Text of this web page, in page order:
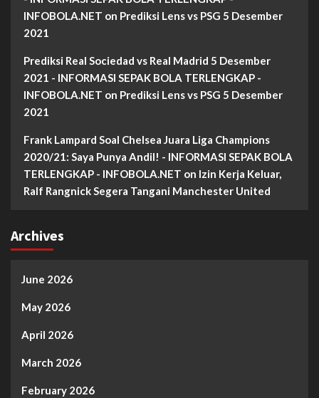
INFOBOLA.NET on Prediksi Lens vs PSG 5 Desember
2021
Prediksi Real Sociedad vs Real Madrid 5 Desember
2021 - INFORMASI SEPAK BOLA TERLENGKAP -
INFOBOLA.NET on Prediksi Lens vs PSG 5 Desember
2021
Frank Lampard Soal Chelsea Juara Liga Champions
2020/21: Saya Punya Andil! - INFORMASI SEPAK BOLA
TERLENGKAP - INFOBOLA.NET on Izin Kerja Keluar,
Ralf Rangnick Segera Tangani Manchester United
Archives
June 2026
May 2026
April 2026
March 2026
February 2026